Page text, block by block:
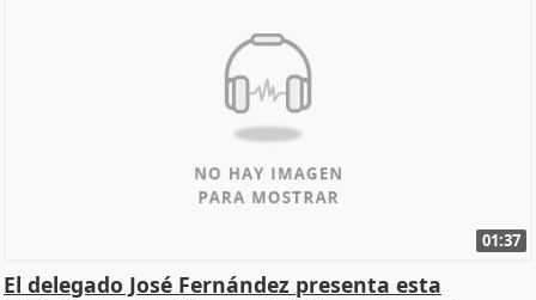
01:37
El delegado José Fernández presenta esta